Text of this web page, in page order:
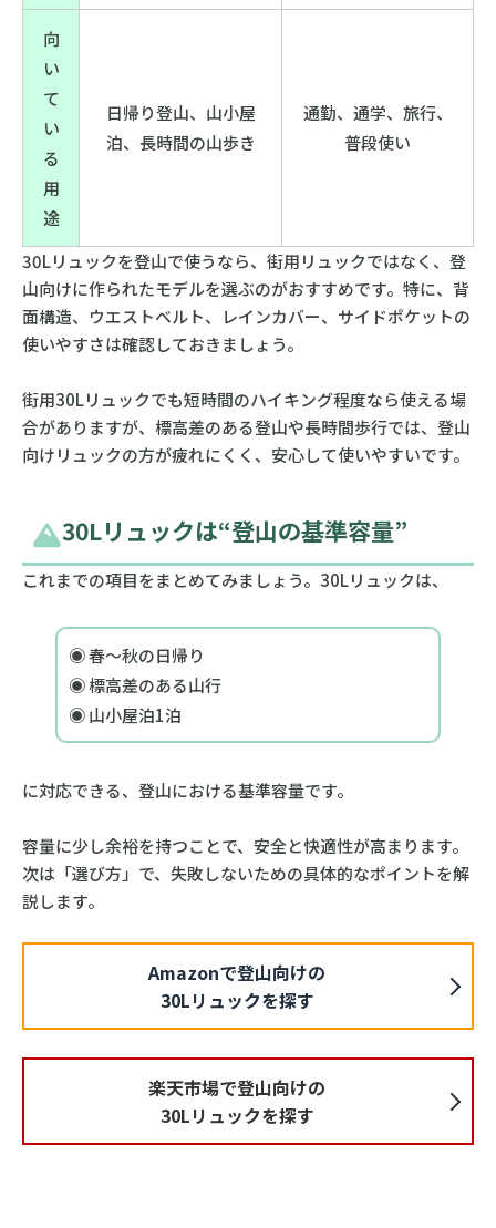
向
い
て
い
る
用
途
日帰り登山、山小屋
泊、長時間の山歩き
通勤、通学、旅行、
普段使い
30Lリュックを登山で使うなら、街用リュックではなく、登
山向けに作られたモデルを選ぶのがおすすめです。特に、背
面構造、ウエストベルト、レインカバー、サイドポケットの
使いやすさは確認しておきましょう。
街用30Lリュックでも短時間のハイキング程度なら使える場
合がありますが、標高差のある登山や長時間歩行では、登山
向けリュックの方が疲れにくく、安心して使いやすいです。
30Lリュックは“登山の基準容量”
これまでの項目をまとめてみましょう。30Lリュックは、
◉ 春〜秋の日帰り
◉ 標高差のある山行
◉ 山小屋泊1泊
に対応できる、登山における基準容量です。
容量に少し余裕を持つことで、安全と快適性が高まります。
次は「選び方」で、失敗しないための具体的なポイントを解
説します。
Amazonで登山向けの
30Lリュックを探す
楽天市場で登山向けの
30Lリュックを探す